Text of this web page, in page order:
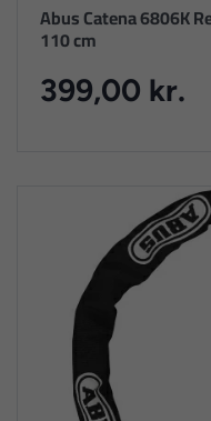
Abus Catena 6806K
110 cm
399,00 kr.